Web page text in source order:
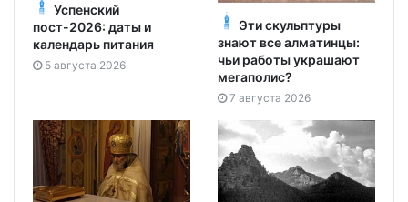
Успенский
пост-2026: даты и
календарь питания
5 августа 2026
Эти скульптуры
знают все алматинцы:
чьи работы украшают
мегаполис?
7 августа 2026